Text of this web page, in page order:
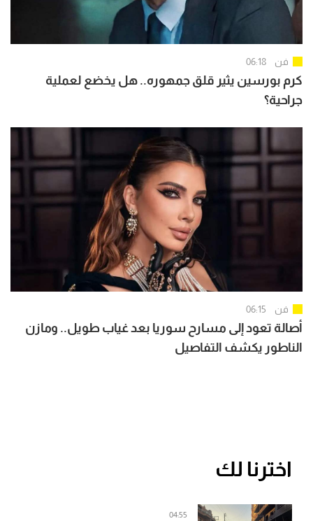
فن 06:18
كرم بورسين يثير قلق جمهوره.. هل يخضع لعملية
جراحية؟
فن 06:15
أصالة تعود إلى مسارح سوريا بعد غياب طويل.. ومازن
الناطور يكشف التفاصيل
اخترنا لك
04:55